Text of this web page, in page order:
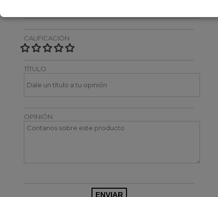
CALIFICACIÓN
TÍTULO
OPINIÓN